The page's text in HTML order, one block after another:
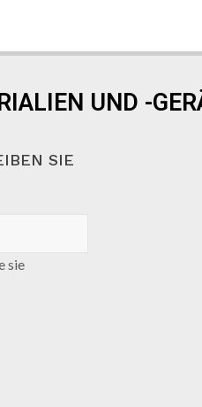
UND -
SIE
sie